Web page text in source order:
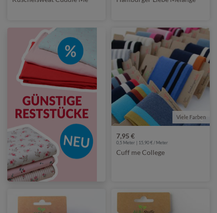
Viele Farben
7,95 €
0,5 Meter | 15,90 € / Meter
Cuff me College